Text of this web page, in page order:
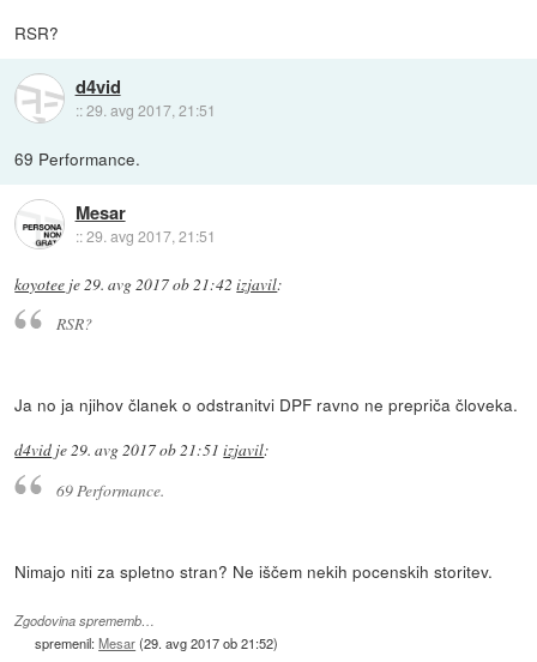
RSR?
d4vid
::29. avg 2017, 21:51
69 Performance.
Mesar
::29. avg 2017, 21:51
koyotee je29. avg 2017 ob 21:42 izjavil:
RSR?
Ja no ja njihov članek o odstranitvi DPF ravno ne prepriča človeka.
d4vid je29. avg 2017 ob 21:51 izjavil:
69 Performance.
Nimajo niti za spletno stran? Ne iščem nekih pocenskih storitev.
Zgodovina sprememb…
spremenil:Mesar(29. avg 2017 ob 21:52)